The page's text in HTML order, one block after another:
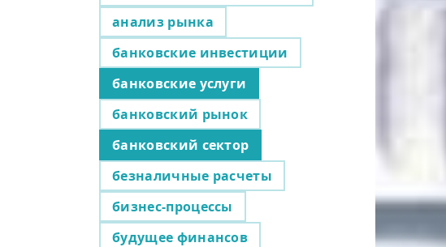
анализ рынка
банковские инвестиции
банковские услуги
банковский рынок
банковский сектор
безналичные расчеты
бизнес-процессы
будущее финансов